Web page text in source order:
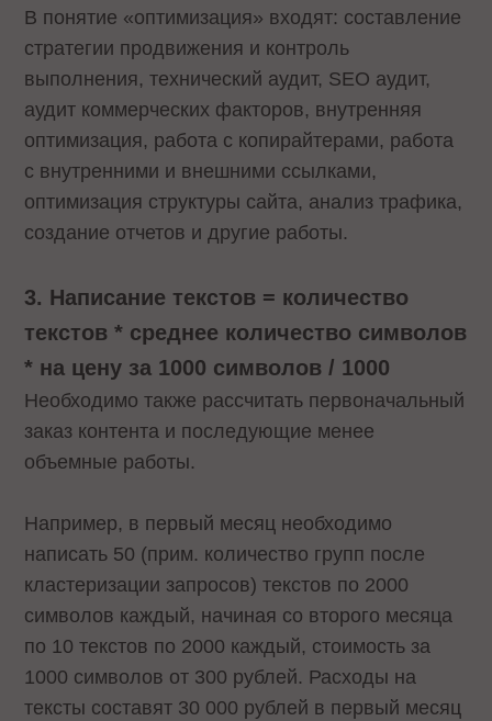
В понятие «оптимизация» входят: составление
стратегии продвижения и контроль
выполнения, технический аудит, SEO аудит,
аудит коммерческих факторов, внутренняя
оптимизация, работа с копирайтерами, работа
с внутренними и внешними ссылками,
оптимизация структуры сайта, анализ трафика,
создание отчетов и другие работы.
3. Написание текстов = количество
текстов * среднее количество символов
* на цену за 1000 символов / 1000
Необходимо также рассчитать первоначальный
заказ контента и последующие менее
объемные работы.
Например, в первый месяц необходимо
написать 50 (прим. количество групп после
кластеризации запросов) текстов по 2000
символов каждый, начиная со второго месяца
по 10 текстов по 2000 каждый, стоимость за
1000 символов от 300 рублей. Расходы на
тексты составят 30 000 рублей в первый месяц